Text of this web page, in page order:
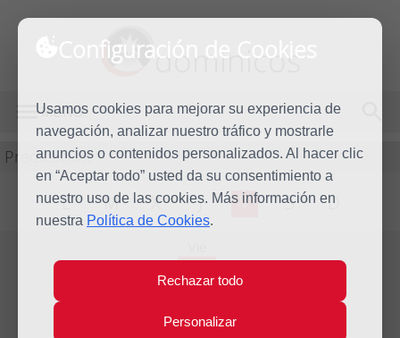
Configuración de Cookies
Usamos cookies para mejorar su experiencia de
navegación, analizar nuestro tráfico y mostrarle
anuncios o contenidos personalizados. Al hacer clic
en “Aceptar todo” usted da su consentimiento a
nuestro uso de las cookies. Más información en
nuestra Política de Cookies.
Rechazar todo
Personalizar
dominicos
MENÚ
Predicación
L M X J V S D
17
Nov